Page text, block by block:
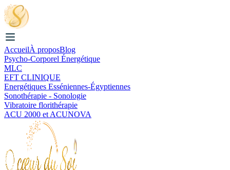
AccueilÀ proposBlog
Psycho-Corporel Énergétique
MLC
EFT CLINIQUE
Energétiques Esséniennes-Égyptiennes
Sonothérapie - Sonologie
Vibratoire florithérapie
ACU 2000 et ACUNOVA